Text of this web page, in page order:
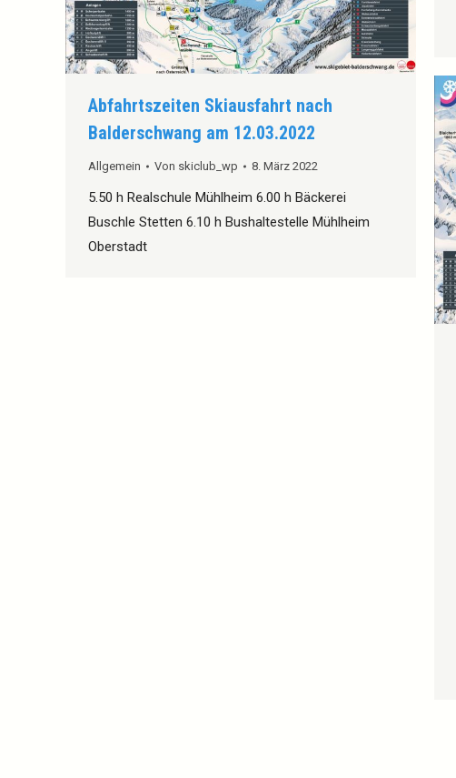
Abfahrtszeiten Skiausfahrt nach
Balderschwang am 12.03.2022
Allgemein Von skiclub_wp 8. März 2022
5.50 h Realschule Mühlheim 6.00 h Bäckerei
Buschle Stetten 6.10 h Bushaltestelle Mühlheim
Oberstadt